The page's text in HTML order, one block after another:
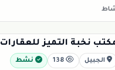
نخبة التميز للعقارات
الجبيل نشط